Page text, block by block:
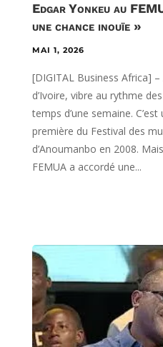
Edgar Yonkeu au
une chance inouïe »
MAI 1, 2026
[DIGITAL Business Africa]
d’Ivoire, vibre au rythme
temps d’une semaine.
première du Festival des
d’Anoumanbo en 2008.
FEMUA a accordé une...